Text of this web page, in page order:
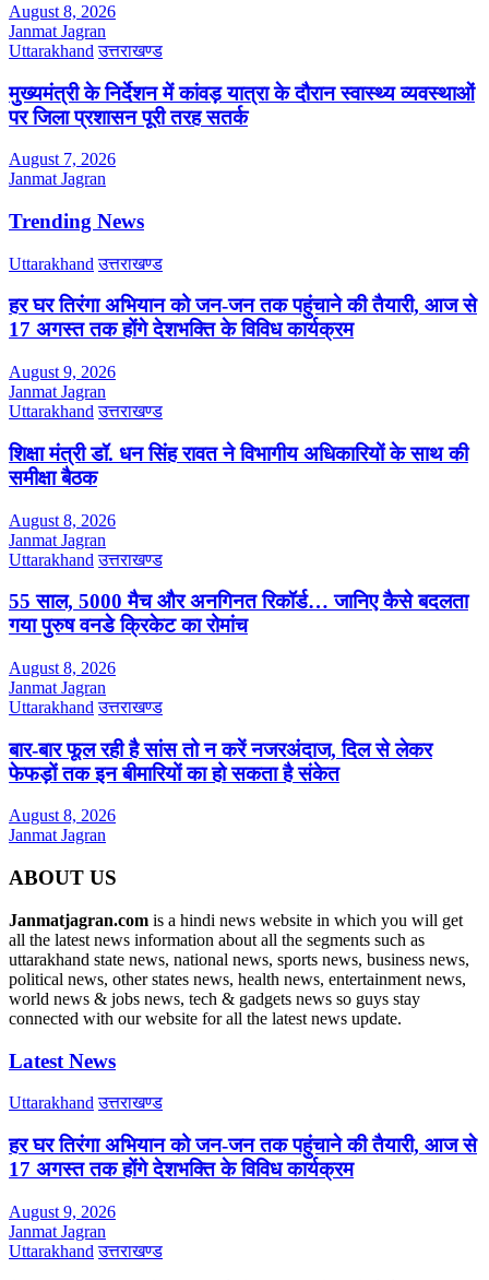
August 8, 2026
Janmat Jagran
Uttarakhand उत्तराखण्ड
मुख्यमंत्री के निर्देशन में कांवड़ यात्रा के दौरान स्वास्थ्य व्यवस्थाओं
पर जिला प्रशासन पूरी तरह सतर्क
August 7, 2026
Janmat Jagran
Trending News
Uttarakhand उत्तराखण्ड
हर घर तिरंगा अभियान को जन-जन तक पहुंचाने की तैयारी, आज से
17 अगस्त तक होंगे देशभक्ति के विविध कार्यक्रम
August 9, 2026
Janmat Jagran
Uttarakhand उत्तराखण्ड
शिक्षा मंत्री डॉ. धन सिंह रावत ने विभागीय अधिकारियों के साथ की
समीक्षा बैठक
August 8, 2026
Janmat Jagran
Uttarakhand उत्तराखण्ड
55 साल, 5000 मैच और अनगिनत रिकॉर्ड… जानिए कैसे बदलता
गया पुरुष वनडे क्रिकेट का रोमांच
August 8, 2026
Janmat Jagran
Uttarakhand उत्तराखण्ड
बार-बार फूल रही है सांस तो न करें नजरअंदाज, दिल से लेकर
फेफड़ों तक इन बीमारियों का हो सकता है संकेत
August 8, 2026
Janmat Jagran
ABOUT US
Janmatjagran.com is a hindi news website in which you will get
all the latest news information about all the segments such as
uttarakhand state news, national news, sports news, business news,
political news, other states news, health news, entertainment news,
world news & jobs news, tech & gadgets news so guys stay
connected with our website for all the latest news update.
Latest News
Uttarakhand उत्तराखण्ड
हर घर तिरंगा अभियान को जन-जन तक पहुंचाने की तैयारी, आज से
17 अगस्त तक होंगे देशभक्ति के विविध कार्यक्रम
August 9, 2026
Janmat Jagran
Uttarakhand उत्तराखण्ड